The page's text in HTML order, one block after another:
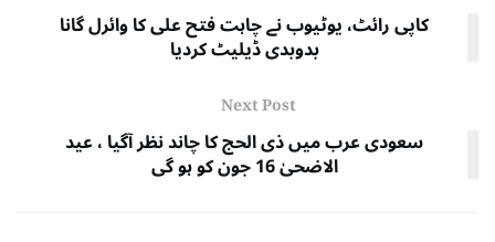
کاپی رائٹ، یوٹیوب نے چاہت فتح علی کا وائرل گانا
بدوبدی ڈیلیٹ کردیا
Next Post
سعودی عرب میں ذی الحج کا چاند نظر آگیا ، عید
الاضحیٰ 16 جون کو ہو گی